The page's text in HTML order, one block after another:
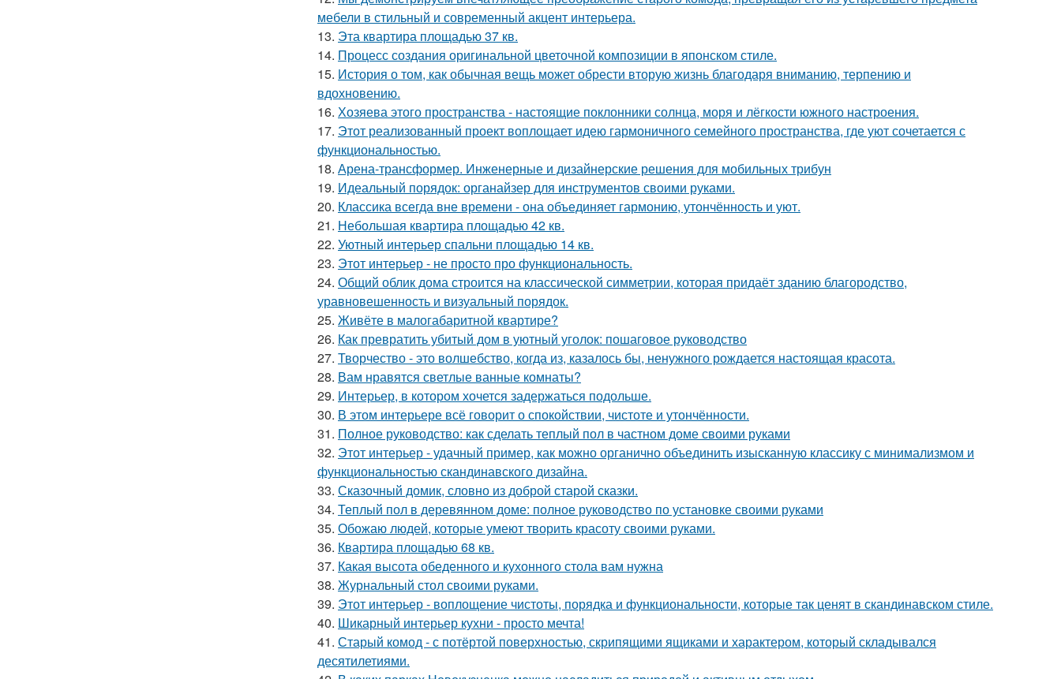
мебели в стильный и современный акцент интерьера.
13. Эта квартира площадью 37 кв.
14. Процесс создания оригинальной цветочной композиции в японском стиле.
15. История о том, как обычная вещь может обрести вторую жизнь благодаря вниманию, терпению и
вдохновению.
16. Хозяева этого пространства - настоящие поклонники солнца, моря и лёгкости южного настроения.
17. Этот реализованный проект воплощает идею гармоничного семейного пространства, где уют сочетается с
функциональностью.
18. Арена-трансформер. Инженерные и дизайнерские решения для мобильных трибун
19. Идеальный порядок: органайзер для инструментов своими руками.
20. Классика всегда вне времени - она объединяет гармонию, утончённость и уют.
21. Небольшая квартира площадью 42 кв.
22. Уютный интерьер спальни площадью 14 кв.
23. Этот интерьер - не просто про функциональность.
24. Общий облик дома строится на классической симметрии, которая придаёт зданию благородство,
уравновешенность и визуальный порядок.
25. Живёте в малогабаритной квартире?
26. Как превратить убитый дом в уютный уголок: пошаговое руководство
27. Творчество - это волшебство, когда из, казалось бы, ненужного рождается настоящая красота.
28. Вам нравятся светлые ванные комнаты?
29. Интерьер, в котором хочется задержаться подольше.
30. В этом интерьере всё говорит о спокойствии, чистоте и утончённости.
31. Полное руководство: как сделать теплый пол в частном доме своими руками
32. Этот интерьер - удачный пример, как можно органично объединить изысканную классику с минимализмом и
функциональностью скандинавского дизайна.
33. Сказочный домик, словно из доброй старой сказки.
34. Теплый пол в деревянном доме: полное руководство по установке своими руками
35. Обожаю людей, которые умеют творить красоту своими руками.
36. Квартира площадью 68 кв.
37. Какая высота обеденного и кухонного стола вам нужна
38. Журнальный стол своими руками.
39. Этот интерьер - воплощение чистоты, порядка и функциональности, которые так ценят в скандинавском стиле.
40. Шикарный интерьер кухни - просто мечта!
41. Старый комод - с потёртой поверхностью, скрипящими ящиками и характером, который складывался
десятилетиями.